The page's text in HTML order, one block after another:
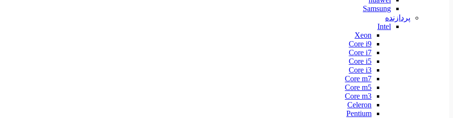
Samsung
پردازنده
Intel
Xeon
Core i9
Core i7
Core i5
Core i3
Core m7
Core m5
Core m3
Celeron
Pentium